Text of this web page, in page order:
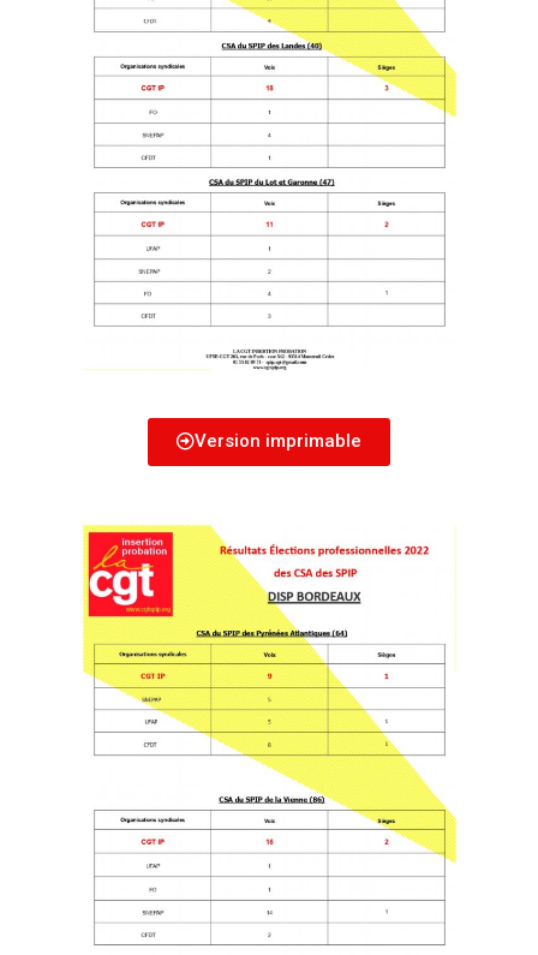
Version imprimable